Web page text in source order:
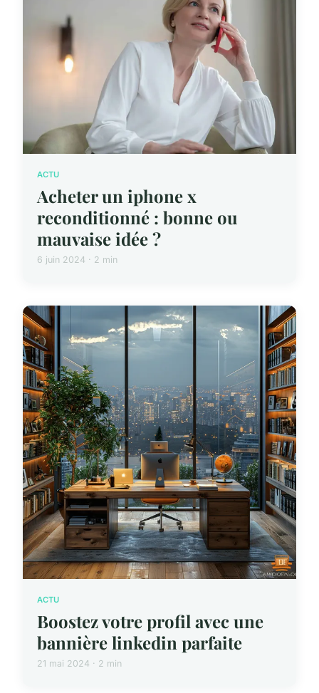
ACTU
Acheter un iphone x
reconditionné : bonne ou
mauvaise idée ?
6 juin 2024 · 2 min
ACTU
Boostez votre profil avec une
bannière linkedin parfaite
21 mai 2024 · 2 min